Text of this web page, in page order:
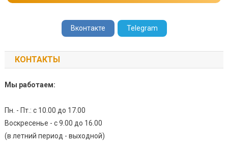
Вконтакте Telegram
КОНТАКТЫ
Мы работаем:
Пн. - Пт.: с 10.00 до 17.00
Воскресенье - с 9.00 до 16.00
(в летний период - выходной)